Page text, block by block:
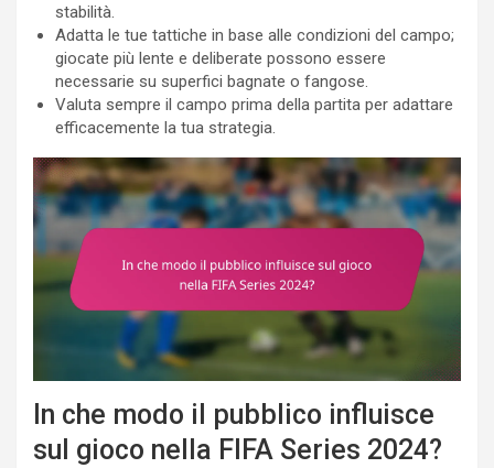
stabilità.
Adatta le tue tattiche in base alle condizioni del campo;
giocate più lente e deliberate possono essere
necessarie su superfici bagnate o fangose.
Valuta sempre il campo prima della partita per adattare
efficacemente la tua strategia.
In che modo il pubblico influisce
sul gioco nella FIFA Series 2024?